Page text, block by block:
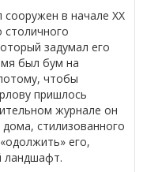
сооружен в начале ХХ
столичного
задумал его
был бум на
чтобы
пришлось
журнале он
стилизованного
его,
ландшафт.